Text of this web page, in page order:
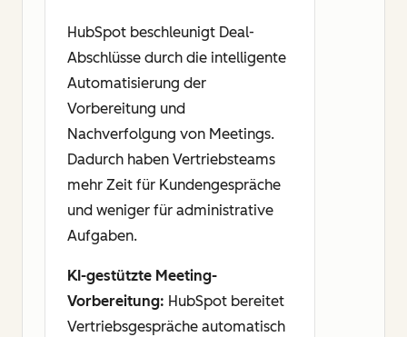
HubSpot beschleunigt Deal-
Abschlüsse durch die intelligente
Automatisierung der
Vorbereitung und
Nachverfolgung von Meetings.
Dadurch haben Vertriebsteams
mehr Zeit für Kundengespräche
und weniger für administrative
Aufgaben.
KI-gestützte Meeting-
Vorbereitung: HubSpot bereitet
Vertriebsgespräche automatisch